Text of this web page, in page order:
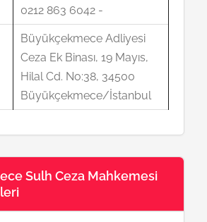
0212 863 6042 -
Büyükçekmece Adliyesi
Ceza Ek Binası, 19 Mayıs,
Hilal Cd. No:38, 34500
Büyükçekmece/İstanbul
Sulh Ceza Mahkemesi